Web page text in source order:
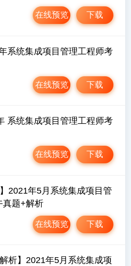
下载
在线预览
系统集成项目管理工程师考
下载
在线预览
系统集成项目管理工程师考
下载
在线预览
2021年5月系统集成项目管
真题+解析
下载
在线预览
析】2021年5月系统集成项